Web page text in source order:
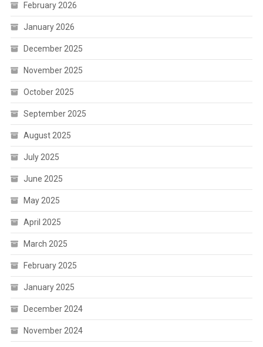
February 2026
January 2026
December 2025
November 2025
October 2025
September 2025
August 2025
July 2025
June 2025
May 2025
April 2025
March 2025
February 2025
January 2025
December 2024
November 2024